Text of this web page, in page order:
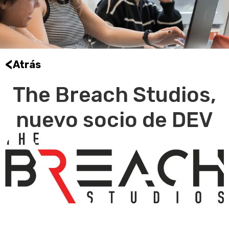
<Atrás
The Breach Studios,
nuevo socio de DEV